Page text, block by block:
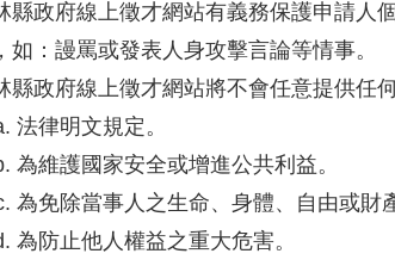
縣政府線上徵才網站有義務保護申請人
如：謾罵或發表人身攻擊言論等情事。
縣政府線上徵才網站將不會任意提供任
法律明文規定。
為維護國家安全或增進公共利益。
為免除當事人之生命、身體、自由或財
為防止他人權益之重大危害。